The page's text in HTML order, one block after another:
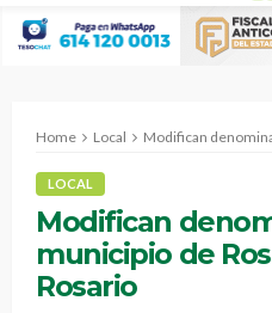
Home Local Modifican denominación
LOCAL
Modifican
municipio de
Rosario